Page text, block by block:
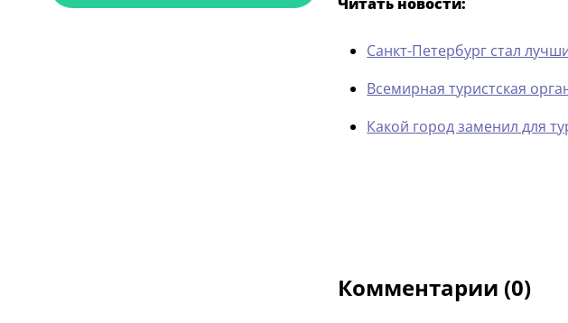
Санкт-Петербург стал
Всемирная туристская
Какой город заменил для
Комментарии (0)